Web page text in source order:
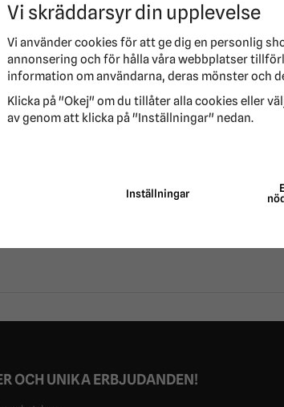
OCH UNIKA ERBJUDANDEN!
Vi skräddarsyr din upplevelse
Vi använder cookies för att ge dig en personlig
annonsering och för hålla våra webbplatser
information om användarna, deras mönster och
Klicka på "Okej" om du tillåter alla cookies eller
av genom att klicka på "Inställningar" nedan.
Inställningar